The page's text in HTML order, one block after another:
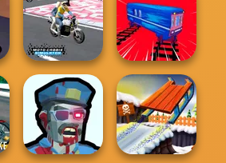
City Bike Racing
Champion
Moto Cabbie
Simulator
Train Drift